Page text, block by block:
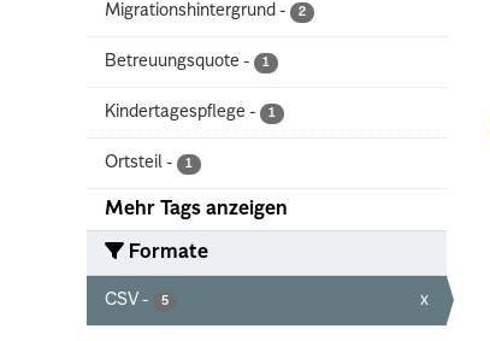
Migrationshintergrund - 2
Betreuungsquote - 1
Kindertagespflege - 1
Ortsteil - 1
Mehr Tags anzeigen
Formate
CSV - 5 x